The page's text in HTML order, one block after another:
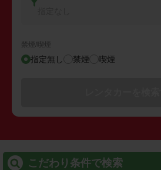
禁煙/喫煙
指定無し 禁煙 喫煙
こだわり条件で検索